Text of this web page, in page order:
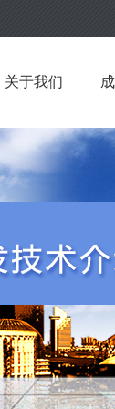
关于我们